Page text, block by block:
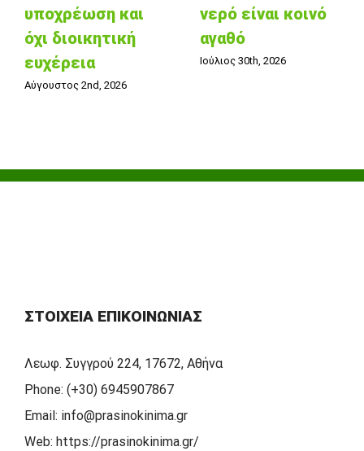
υποχρέωση και
όχι διοικητική
ευχέρεια
Αύγουστος 2nd, 2026
νερό είναι κοινό
αγαθό
Ιούλιος 30th, 2026
ΣΤΟΙΧΕΊΑ ΕΠΙΚΟΙΝΩΝΊΑΣ
Λεωφ. Συγγρού 224, 17672, Αθήνα
Phone: (+30) 6945907867
Email: info@prasinokinima.gr
Web: https://prasinokinima.gr/